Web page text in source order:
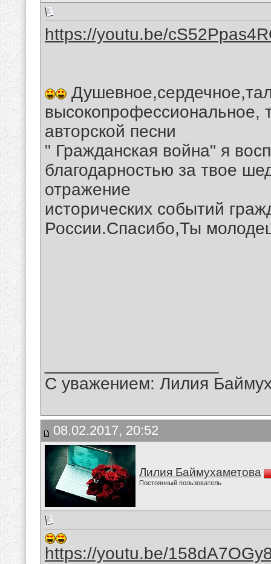
https://youtu.be/
высокопрофессиональное,
авторской песни
" Гражданская война" я
благодарностью за твое
отражение
исторических событий
России.Спасибо,Ты
С уважением: Лилия
08.02.2017, 20:52
Лилия Баймухаметова
Постоянный пользователь
https://youtu.be/